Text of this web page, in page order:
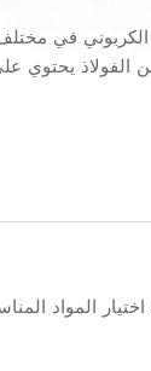
في
المواد